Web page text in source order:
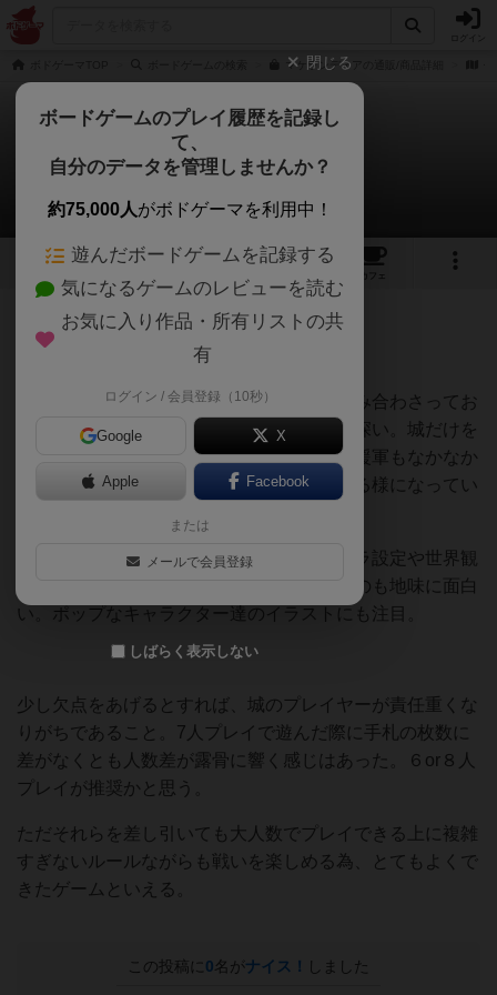
マケランディアの通販/商品詳細
マケランディア
ラティさんのレビュー
9 1 8
カフェ
232名 0名 1 3ヶ月前
ブラフと情報戦が非常に高いバランスで組み合わさってお
り、運だけでは勝負が決まらなく中々奥が深い。城だけを
守ろうとしても砦が狙われたり、終盤では援軍もなかなか
送りづらくなるなどジレンマがよく楽しめる様になってい
ゲーム中にはそこまで関係しないが、キャラ設定や世界観
がよく作られていたりと公式サイトを読むのも地味に面白
い。ポップなキャラクター達のイラストにも注目。
少し欠点をあげるとすれば、城のプレイヤーが責任重くな
りがちであること。7人プレイで遊んだ際に手札の枚数に
差がなくとも人数差が露骨に響く感じはあった。６or８人
プレイが推奨かと思う。
ただそれらを差し引いても大人数でプレイできる上に複雑
すぎないルールながらも戦いを楽しめる為、とてもよくで
きたゲームといえる。
この投稿に 0名がナイス！ しました
閉じる
ボードゲームのプレイ履歴を記録し
て、
自分のデータを管理しませんか？
約75,000人がボドゲーマを利用中！
遊んだボードゲームを記録する
気になるゲームのレビューを読む
お気に入り作品・所有リストの共
有
ログイン / 会員登録（10秒）
Google X
Apple Facebook
または
メールで会員登録
しばらく表示しない